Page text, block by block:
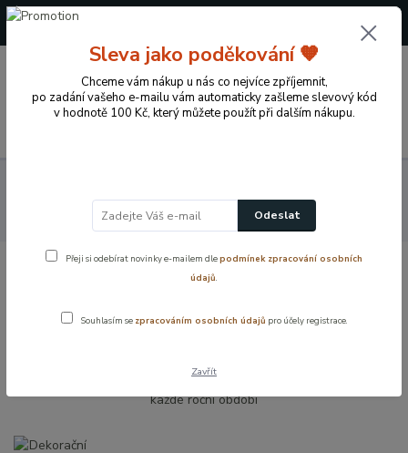
Menu
+420 724 722 973
Dekorační věnec na vchodové dveře přírodní styl pro každé
Dekorační věnec na vchodové dveře
přírodní styl pro každé roční období
Sleva jako poděkování 🧡
Chceme vám nákup u nás co nejvíce zpříjemnit,
po zadání vašeho e-mailu vám automaticky zašleme slevový kód
v hodnotě 100 Kč, který můžete použít při dalším nákupu.
Odeslat
Přeji si odebírat novinky e-mailem dlepodmínek zpracování osobních
údajů.
Souhlasím se zpracováním osobních údajů pro účely registrace.
Zavřít